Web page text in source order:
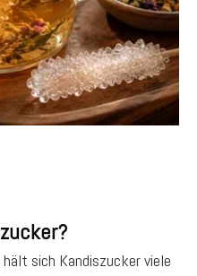
sich Kandiszucker viele